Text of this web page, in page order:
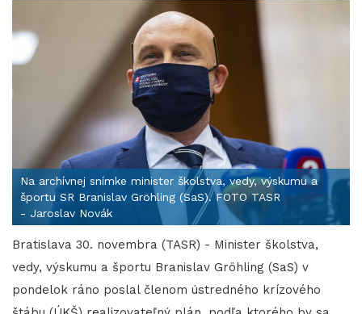
Na archívnej snímke minister školstva, vedy, výskumu a
športu SR Branislav Gröhling (SaS). FOTO TASR
- Jaroslav Novák
Bratislava 30. novembra (TASR) - Minister školstva,
vedy, výskumu a športu Branislav Gröhling (SaS) v
pondelok ráno poslal členom ústredného krízového